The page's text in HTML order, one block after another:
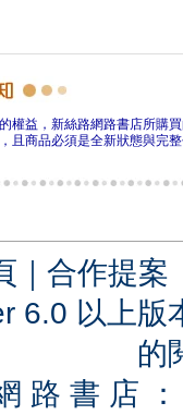
權益，新絲路網路書店所購
且商品必須是全新狀態與完
｜ 合作提案
6.0 以上
的
路 書 店